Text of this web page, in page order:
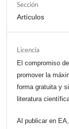
Sección
Artículos
Licencia
El compromiso
promover la
forma gratuita y
literatura
Al publicar en